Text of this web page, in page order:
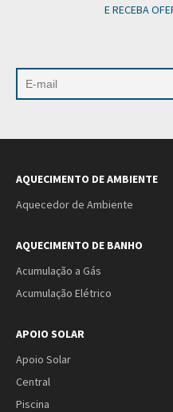
E RECEBA
AQUECIMENTO DE AMBIENTE
Aquecedor de Ambiente
AQUECIMENTO DE BANHO
Acumulação a Gás
Acumulação Elétrico
APOIO SOLAR
Apoio Solar
Central
Piscina